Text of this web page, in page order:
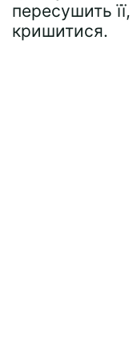
пересушить
кришитися.